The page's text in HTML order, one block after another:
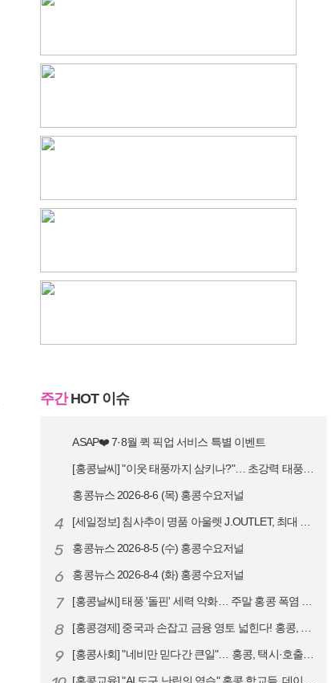
주간HOT 이슈
ASAP❤️ 7·8월 퀵 픽업 서비스 특별 이벤트
[홍콩날씨] "이웃 태풍까지 삼키나?"… 초강력 태풍 '돌핀' 세력 재확…
홍콩뉴스 2026-8-6 (목) 홍콩수요저널
4 [세일정보] 침사추이 명품 아울렛 J.OUTLET, 최대 90% 빅 세일…
5 홍콩뉴스 2026-8-5 (수) 홍콩수요저널
6 홍콩뉴스 2026-8-4 (화) 홍콩수요저널
7 [홍콩날씨] 태풍 '돌핀' 세력 약화… 주말 홍콩 폭염 예고
8 [홍콩경제] 중국과 손잡고 금융 영토 넓힌다! 홍콩, 10대 신규 정책 …
9 [홍콩사회] "네비만 믿다간 큰일"… 홍콩, 택시·호출차 통합 시험 도입…